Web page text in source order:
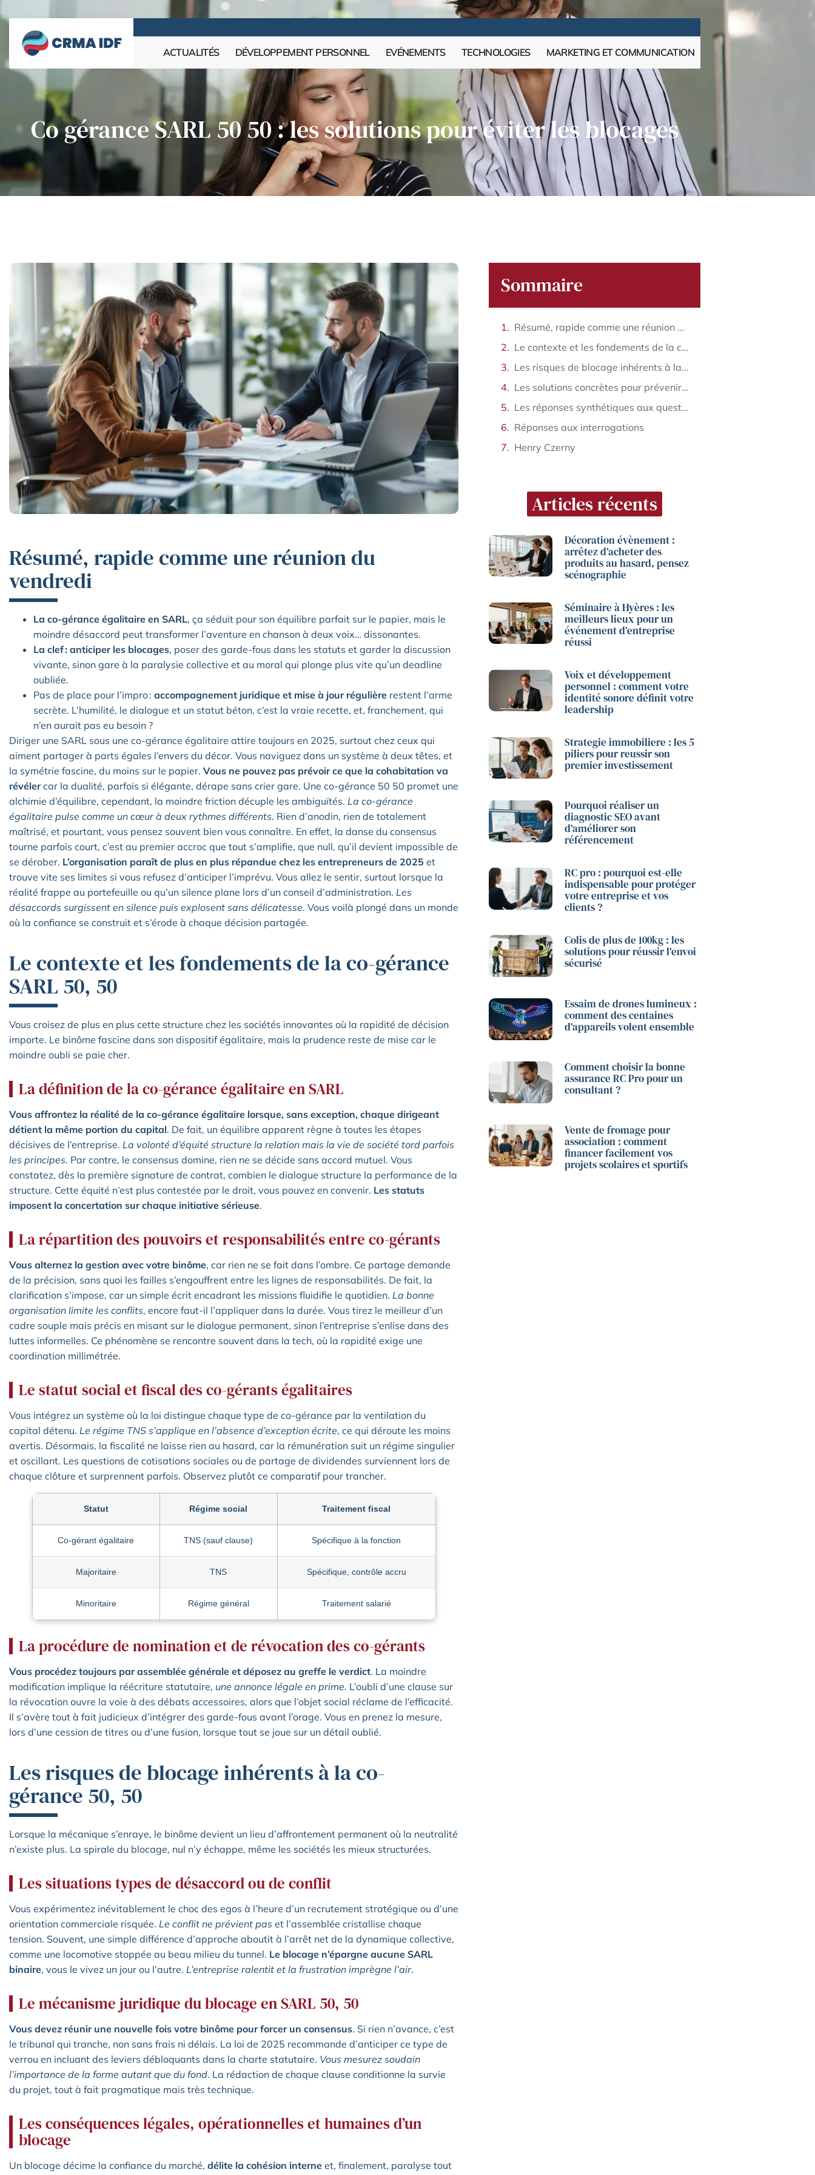
ACTUALITÉS DÉVELOPPEMENT PERSONNEL EVÉNEMENTS TECHNOLOGIES MARKETING ET COMMUNICATION
Co gérance SARL 50 50 : les solutions pour éviter les blocages
Résumé, rapide comme une réunion du
vendredi
La co-gérance égalitaire en SARL, ça séduit pour son équilibre parfait sur le papier, mais le
moindre désaccord peut transformer l’aventure en chanson à deux voix… dissonantes.
La clef : anticiper les blocages, poser des garde-fous dans les statuts et garder la discussion
vivante, sinon gare à la paralysie collective et au moral qui plonge plus vite qu’un deadline
oubliée.
Pas de place pour l’impro : accompagnement juridique et mise à jour régulière restent l’arme
secrète. L’humilité, le dialogue et un statut béton, c’est la vraie recette, et, franchement, qui
n’en aurait pas eu besoin ?
Diriger une SARL sous une co-gérance égalitaire attire toujours en 2025, surtout chez ceux qui
aiment partager à parts égales l’envers du décor. Vous naviguez dans un système à deux têtes, et
la symétrie fascine, du moins sur le papier. Vous ne pouvez pas prévoir ce que la cohabitation va
révélercar la dualité, parfois si élégante, dérape sans crier gare. Une co-gérance 50 50 promet une
alchimie d’équilibre, cependant, la moindre friction décuple les ambiguïtés. La co-gérance
égalitaire pulse comme un cœur à deux rythmes différents. Rien d’anodin, rien de totalement
maîtrisé, et pourtant, vous pensez souvent bien vous connaître. En effet, la danse du consensus
tourne parfois court, c’est au premier accroc que tout s’amplifie, que null, qu’il devient impossible de
se dérober. L’organisation paraît de plus en plus répandue chez les entrepreneurs de 2025 et
trouve vite ses limites si vous refusez d’anticiper l’imprévu. Vous allez le sentir, surtout lorsque la
réalité frappe au portefeuille ou qu’un silence plane lors d’un conseil d’administration. Les
désaccords surgissent en silence puis explosent sans délicatesse. Vous voilà plongé dans un monde
où la confiance se construit et s’érode à chaque décision partagée.
Le contexte et les fondements de la co-gérance
SARL 50, 50
Vous croisez de plus en plus cette structure chez les sociétés innovantes où la rapidité de décision
importe. Le binôme fascine dans son dispositif égalitaire, mais la prudence reste de mise car le
moindre oubli se paie cher.
La définition de la co-gérance égalitaire en SARL
Vous affrontez la réalité de la co-gérance égalitaire lorsque, sans exception, chaque dirigeant
détient la même portion du capital. De fait, un équilibre apparent règne à toutes les étapes
décisives de l’entreprise. La volonté d’équité structure la relation mais la vie de société tord parfois
les principes. Par contre, le consensus domine, rien ne se décide sans accord mutuel. Vous
constatez, dès la première signature de contrat, combien le dialogue structure la performance de la
structure. Cette équité n’est plus contestée par le droit, vous pouvez en convenir. Les statuts
imposent la concertation sur chaque initiative sérieuse.
La répartition des pouvoirs et responsabilités entre co-gérants
Vous alternez la gestion avec votre binôme, car rien ne se fait dans l’ombre. Ce partage demande
de la précision, sans quoi les failles s’engouffrent entre les lignes de responsabilités. De fait, la
clarification s’impose, car un simple écrit encadrant les missions fluidifie le quotidien. La bonne
organisation limite les conflits, encore faut-il l’appliquer dans la durée. Vous tirez le meilleur d’un
cadre souple mais précis en misant sur le dialogue permanent, sinon l’entreprise s’enlise dans des
luttes informelles. Ce phénomène se rencontre souvent dans la tech, où la rapidité exige une
coordination millimétrée.
Le statut social et fiscal des co-gérants égalitaires
Vous intégrez un système où la loi distingue chaque type de co-gérance par la ventilation du
capital détenu. Le régime TNS s’applique en l’absence d’exception écrite, ce qui déroute les moins
avertis. Désormais, la fiscalité ne laisse rien au hasard, car la rémunération suit un régime singulier
et oscillant. Les questions de cotisations sociales ou de partage de dividendes surviennent lors de
chaque clôture et surprennent parfois. Observez plutôt ce comparatif pour trancher.
Statut Régime social Traitement fiscal
Co-gérant égalitaire TNS (sauf clause) Spécifique à la fonction
Majoritaire TNS Spécifique, contrôle accru
Minoritaire Régime général Traitement salarié
La procédure de nomination et de révocation des co-gérants
Vous procédez toujours par assemblée générale et déposez au greffe le verdict. La moindre
modification implique la réécriture statutaire, une annonce légale en prime. L’oubli d’une clause sur
la révocation ouvre la voie à des débats accessoires, alors que l’objet social réclame de l’efficacité.
Il s’avère tout à fait judicieux d’intégrer des garde-fous avant l’orage. Vous en prenez la mesure,
lors d’une cession de titres ou d’une fusion, lorsque tout se joue sur un détail oublié.
Les risques de blocage inhérents à la co-
gérance 50, 50
Lorsque la mécanique s’enraye, le binôme devient un lieu d’affrontement permanent où la neutralité
n’existe plus. La spirale du blocage, nul n’y échappe, même les sociétés les mieux structurées.
Les situations types de désaccord ou de conflit
Vous expérimentez inévitablement le choc des egos à l’heure d’un recrutement stratégique ou d’une
orientation commerciale risquée. Le conflit ne prévient pas et l’assemblée cristallise chaque
tension. Souvent, une simple différence d’approche aboutit à l’arrêt net de la dynamique collective,
comme une locomotive stoppée au beau milieu du tunnel. Le blocage n’épargne aucune SARL
binaire, vous le vivez un jour ou l’autre. L’entreprise ralentit et la frustration imprègne l’air.
Le mécanisme juridique du blocage en SARL 50, 50
Vous devez réunir une nouvelle fois votre binôme pour forcer un consensus. Si rien n’avance, c’est
le tribunal qui tranche, non sans frais ni délais. La loi de 2025 recommande d’anticiper ce type de
verrou en incluant des leviers débloquants dans la charte statutaire. Vous mesurez soudain
l’importance de la forme autant que du fond. La rédaction de chaque clause conditionne la survie
du projet, tout à fait pragmatique mais très technique.
Les conséquences légales, opérationnelles et humaines d’un
blocage
Un blocage décime la confiance du marché, délite la cohésion interne et, finalement, paralyse tout
Sommaire
Résumé, rapide comme une réunion du vendredi
Le contexte et les fondements de la co-gérance SARL 50, 50
Les risques de blocage inhérents à la co-gérance 50, 50
Les solutions concrètes pour prévenir ou dénouer un blocage
Les réponses synthétiques aux questions les plus courantes sur la co-gérance SARL 50, 50
Réponses aux interrogations
Henry Czerny
Articles récents
Décoration évènement :
arrêtez d’acheter des
produits au hasard, pensez
scénographie
Séminaire à Hyères : les
meilleurs lieux pour un
événement d’entreprise
réussi
Voix et développement
personnel : comment votre
identité sonore définit votre
leadership
Strategie immobiliere : les 5
piliers pour reussir son
premier investissement
Pourquoi réaliser un
diagnostic SEO avant
d’améliorer son
référencement
RC pro : pourquoi est-elle
indispensable pour protéger
votre entreprise et vos
clients ?
Colis de plus de 100kg : les
solutions pour réussir l’envoi
sécurisé
Essaim de drones lumineux :
comment des centaines
d’appareils volent ensemble
Comment choisir la bonne
assurance RC Pro pour un
consultant ?
Vente de fromage pour
association : comment
financer facilement vos
projets scolaires et sportifs